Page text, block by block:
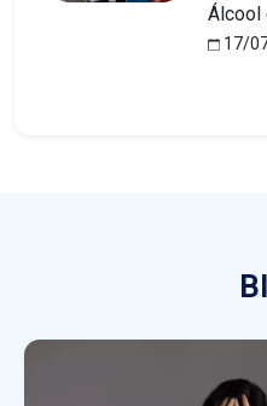
Álcool
17/